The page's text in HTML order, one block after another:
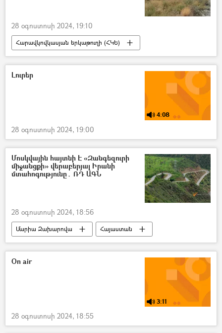
28 օգոստոսի 2024, 19:10
Հարավկովկասյան երկաթուղի (ՀԿԵ)
Գնացք
ավտոմեքենա ավտովթար
Լուրեր
4:08
28 օգոստոսի 2024, 19:00
Մոսկվային հայտնի Է «Զանգեզուրի
միջանցքի» վերաբերյալ Իրանի
մտահոգությունը․ ՌԴ ԱԳՆ
28 օգոստոսի 2024, 18:56
Մարիա Զախարովա
Հայաստան
Ադրբեջան
Նախիջևան
«Զանգեզուրի միջանցք»
Ռուսաստան
On air
3:11
28 օգոստոսի 2024, 18:55